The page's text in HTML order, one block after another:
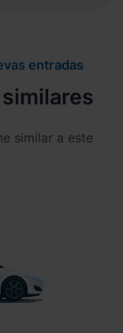
entradas
similar a este